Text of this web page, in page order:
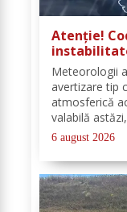
Atenție!
Botoșani
Meteorologii
avertizare tip
atmosferică
valabilă
menționat
accentuată
6 august 2026